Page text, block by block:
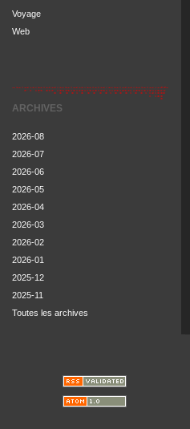
Voyage
Web
ARCHIVES
2026-08
2026-07
2026-06
2026-05
2026-04
2026-03
2026-02
2026-01
2025-12
2025-11
Toutes les archives